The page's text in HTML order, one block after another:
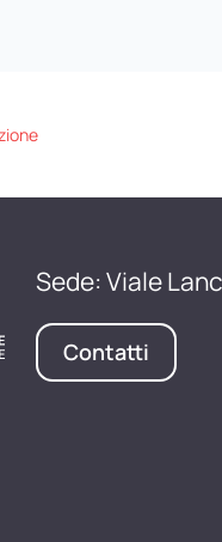
Sede: Viale
Contatti